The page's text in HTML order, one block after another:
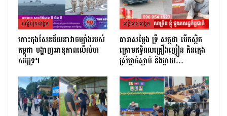
សន្តិសុខសង្គម
កោះកុងសែនជ័យនាវាចម្បាំងរបស់
កម្ពុជា បង្ហាញអានុភាពលើលំហ
សមុទ្រ។
សន្តិសុខសង្គម
តារាសម្ដែង ទ្រី សក្កដា បើកស្ថិត
ក្រោមឥទ្ធិពលគ្រឿងញៀន កិនក្មេង
ស្រីម្នាក់ស្លាប់ និងម្ដាយ…